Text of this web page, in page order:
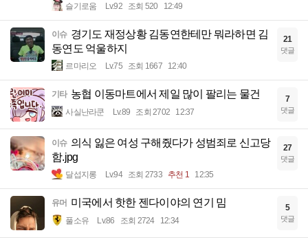
슬기로움 Lv.92 조회 520 12:49
이슈 경기도 재정상황 김동연한테만 뭐라하면 김
동연도 억울하지
르마리오 Lv.75 조회 1667 12:40
21
댓글
기타 농협 이동마트에서 제일 많이 팔리는 물건
사실난라쿤 Lv.89 조회 2702 12:37
7
댓글
이슈 의식 잃은 여성 구해줬다가 성범죄로 신고당
함.jpg
달섭지롱 Lv.94 조회 2733 추천 1 12:35
27
댓글
유머 미국에서 핫한 젠다이야의 연기 밈
풀소유 Lv.86 조회 2724 12:34
5
댓글